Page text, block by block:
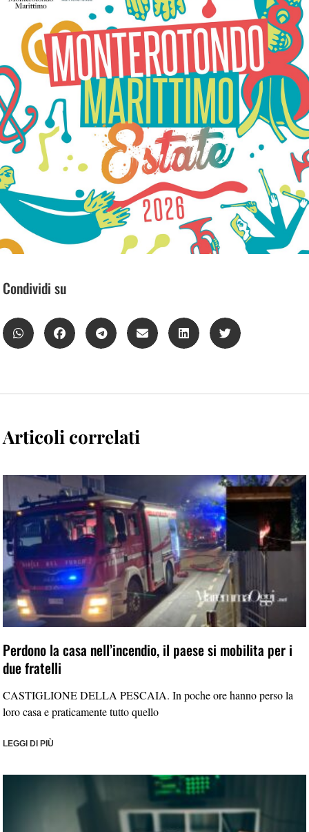
Condividi su
Articoli correlati
Perdono la casa nell’incendio, il paese si mobilita per i
due fratelli
CASTIGLIONE DELLA PESCAIA. In poche ore hanno perso la
loro casa e praticamente tutto quello
LEGGI DI PIÙ